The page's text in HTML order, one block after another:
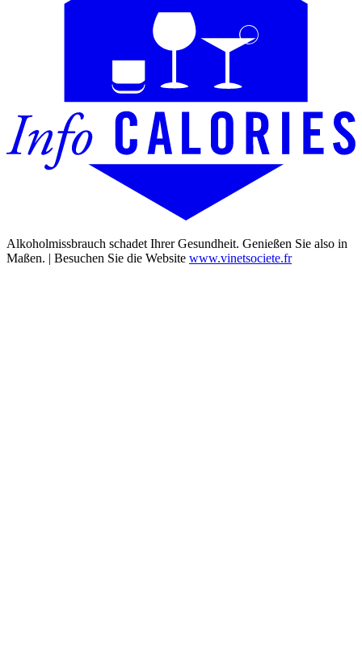
Alkoholmissbrauch schadet Ihrer Gesundheit. Genießen Sie also in
Maßen. | Besuchen Sie die Website www.vinetsociete.fr